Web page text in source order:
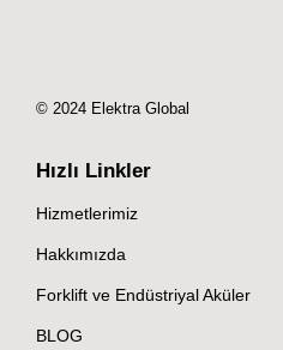
© 2024 Elektra Global
Hızlı Linkler
Hizmetlerimiz
Hakkımızda
Forklift ve Endüstriyal Aküler
BLOG